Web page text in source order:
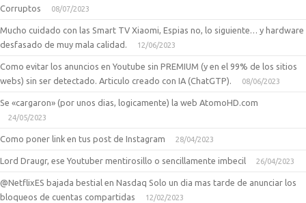
Corruptos
08/07/2023
Mucho cuidado con las Smart TV Xiaomi, Espias no, lo siguiente… y hardware
desfasado de muy mala calidad.
12/06/2023
Como evitar los anuncios en Youtube sin PREMIUM (y en el 99% de los sitios
webs) sin ser detectado. Articulo creado con IA (ChatGTP).
08/06/2023
Se «cargaron» (por unos dias, logicamente) la web AtomoHD.com
24/05/2023
Como poner link en tus post de Instagram 28/04/2023
Lord Draugr, ese Youtuber mentirosillo o sencillamente imbecil 26/04/2023
@NetflixES bajada bestial en Nasdaq Solo un dia mas tarde de anunciar los
bloqueos de cuentas compartidas
12/02/2023